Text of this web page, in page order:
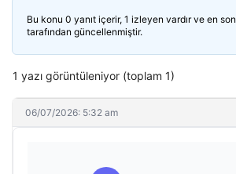
Bu konu 0 yanıt içerir, 1 izleyen vardır ve en son
tarafından güncellenmiştir.
1 yazı görüntüleniyor (toplam 1)
06/07/2026: 5:32 am